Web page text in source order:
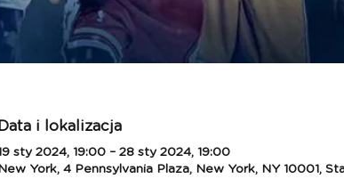
Data i lokalizacja
sty 2024, 19:00 – 28 sty 2024, 19:00
York, 4 Pennsylvania Plaza, New York, NY 10001,